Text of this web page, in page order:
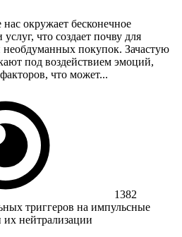
окружает бесконечное
что создает почву для
покупок. Зачастую
под воздействием эмоций,
что может...
1382
триггеров на импульсные
их нейтрализации